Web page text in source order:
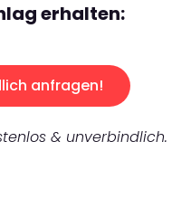
erhalten:
anfragen!
& unverbindlich.